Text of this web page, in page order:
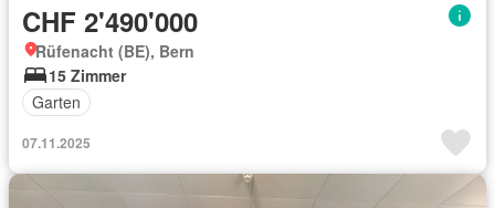
CHF 2'490'000
Rüfenacht (BE), Bern
15 Zimmer
Garten
07.11.2025